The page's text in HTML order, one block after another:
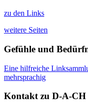
zu den Links
weitere Seiten
Gefühle und
Eine hilfreiche
mehrsprachig
Kontakt zu D-A-CH